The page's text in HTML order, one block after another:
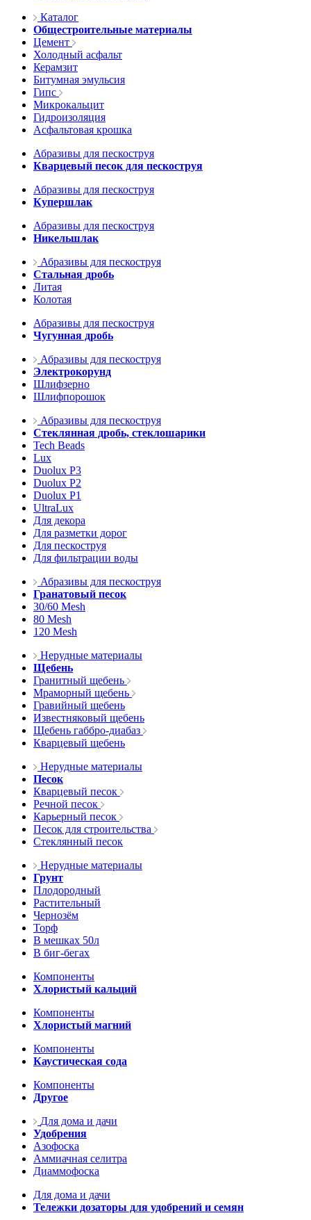
Каталог
Общестроительные материалы
Цемент
Холодный асфальт
Керамзит
Битумная эмульсия
Гипс
Микрокальцит
Гидроизоляция
Асфальтовая крошка
Абразивы для пескоструя
Кварцевый песок для пескоструя
Абразивы для пескоструя
Купершлак
Абразивы для пескоструя
Никельшлак
Абразивы для пескоструя
Стальная дробь
Литая
Колотая
Абразивы для пескоструя
Чугунная дробь
Абразивы для пескоструя
Электрокорунд
Шлифзерно
Шлифпорошок
Абразивы для пескоструя
Стеклянная дробь, стеклошарики
Tech Beads
Lux
Duolux P3
Duolux P2
Duolux P1
UltraLux
Для декора
Для разметки дорог
Для пескоструя
Для фильтрации воды
Абразивы для пескоструя
Гранатовый песок
30/60 Mesh
80 Mesh
120 Mesh
Нерудные материалы
Щебень
Гранитный щебень
Мраморный щебень
Гравийный щебень
Известняковый щебень
Щебень габбро-диабаз
Кварцевый щебень
Нерудные материалы
Песок
Кварцевый песок
Речной песок
Карьерный песок
Песок для строительства
Стеклянный песок
Нерудные материалы
Грунт
Плодородный
Растительный
Чернозём
Торф
В мешках 50л
В биг-бегах
Компоненты
Хлористый кальций
Компоненты
Хлористый магний
Компоненты
Каустическая сода
Компоненты
Другое
Для дома и дачи
Удобрения
Азофоска
Аммиачная селитра
Диаммофоска
Для дома и дачи
Тележки дозаторы для удобрений и семян